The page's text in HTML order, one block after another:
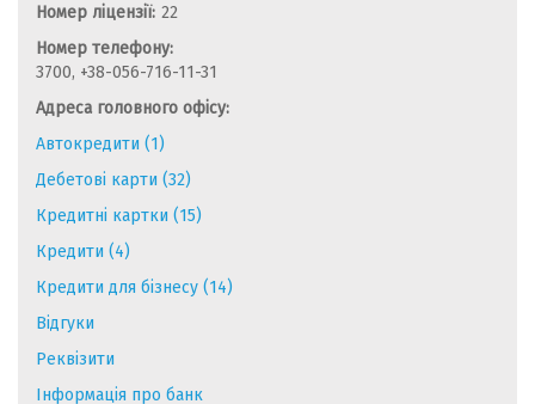
Номер ліцензії: 22
Номер телефону:
3700, +38-056-716-11-31
Адреса головного офісу:
Автокредити (1)
Дебетові карти (32)
Кредитні картки (15)
Кредити (4)
Кредити для бізнесу (14)
Відгуки
Реквізити
Інформація про банк